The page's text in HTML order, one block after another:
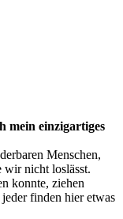
mein einzigartiges
Menschen,
wir nicht loslässt.
konnte, ziehen
finden hier etwas